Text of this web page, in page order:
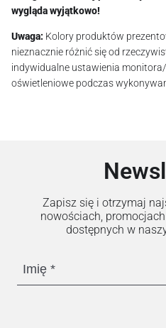
wygląda wyjątkowo!
Uwaga: Kolory produktów
nieznacznie różnić się od
indywidualne ustawienia
oświetleniowe podczas
Zapisz się i otrzymaj
nowościach,
dostępnych w
Imię